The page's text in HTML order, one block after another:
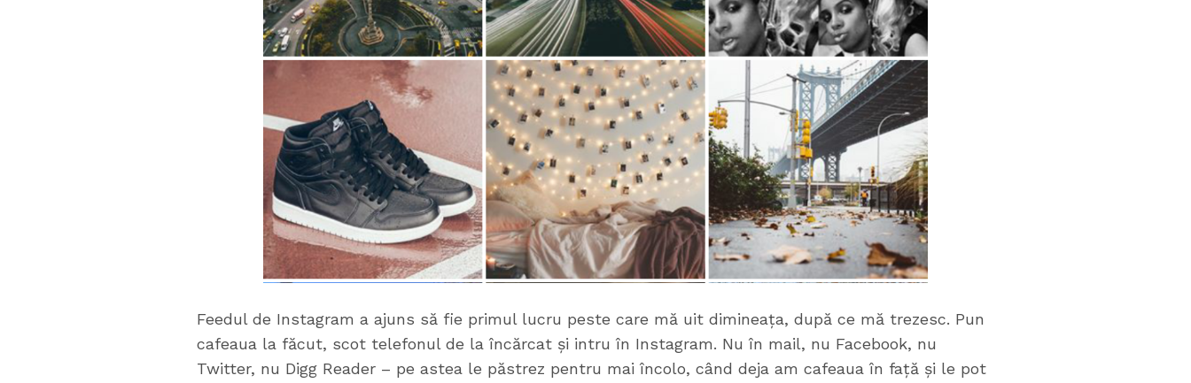
Feedul de Instagram a ajuns să fie primul lucru peste care mă uit dimineața, după ce mă trezesc. Pun
cafeaua la făcut, scot telefonul de la încărcat și intru în Instagram. Nu în mail, nu Facebook, nu
Twitter, nu Digg Reader – pe astea le păstrez pentru mai încolo, când deja am cafeaua în față și le pot